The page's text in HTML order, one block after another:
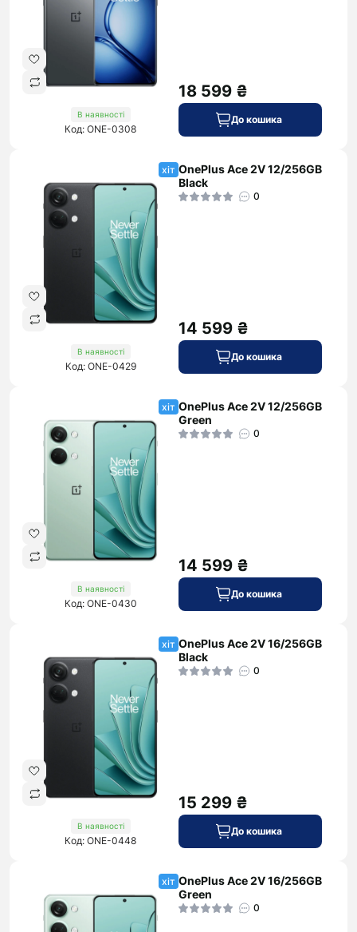
В наявності
Код: ONE-0308
18 599 ₴
До кошика
хіт
В наявності
Код: ONE-0429
OnePlus Ace 2V 12/256GB
Black
0
14 599 ₴
До кошика
хіт
В наявності
Код: ONE-0430
OnePlus Ace 2V 12/256GB
Green
0
14 599 ₴
До кошика
хіт
В наявності
Код: ONE-0448
OnePlus Ace 2V 16/256GB
Black
0
15 299 ₴
До кошика
хіт OnePlus Ace 2V 16/256GB
Green
0